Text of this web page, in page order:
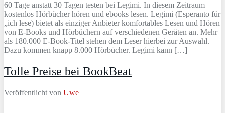
60 Tage anstatt 30 Tagen testen bei Legimi. In diesem Zeitraum
kostenlos Hörbücher hören und ebooks lesen. Legimi (Esperanto für
„ich lese) bietet als einziger Anbieter komfortables Lesen und Hören
von E-Books und Hörbüchern auf verschiedenen Geräten an. Mehr
als 180.000 E-Book-Titel stehen dem Leser hierbei zur Auswahl.
Dazu kommen knapp 8.000 Hörbücher. Legimi kann […]
Tolle Preise bei BookBeat
Veröffentlicht von Uwe